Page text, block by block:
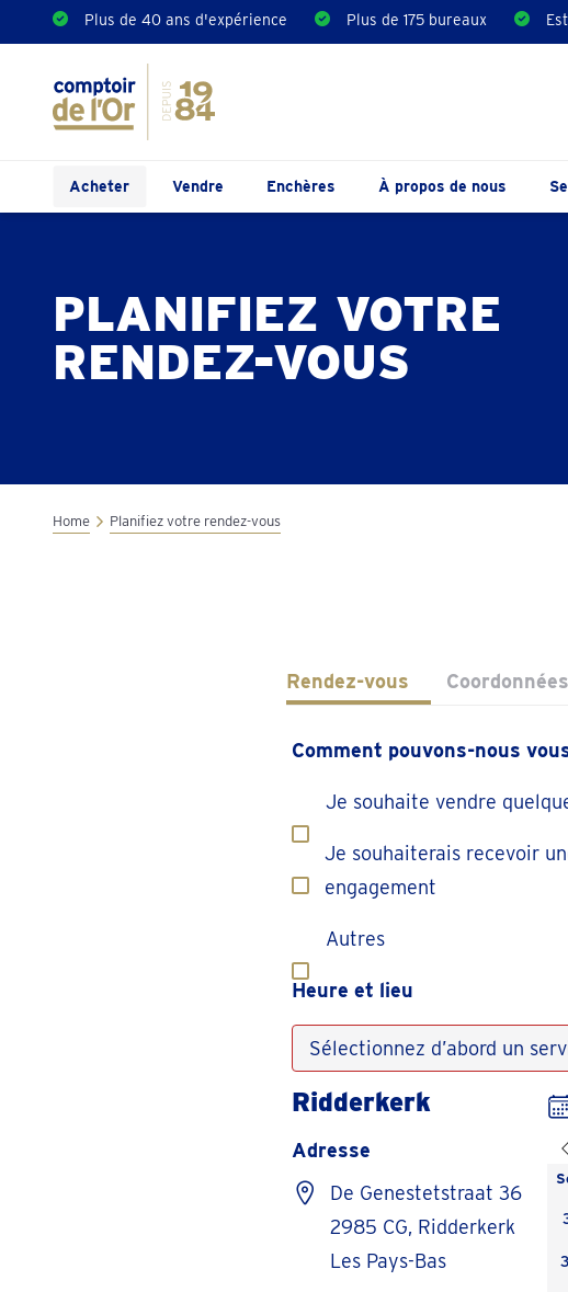
Plus de 40 ans d'expérience Plus de 175 bureaux
Acheter Vendre Enchères À propos de nous
PLANIFIEZ VOTRE
RENDEZ-VOUS
Home Planifiez votre rendez-vous
Rendez-vous Coordonnées
Comment pouvons-nous
Je souhaite vendre
Je souhaiterais recevoir
engagement
Autres
Heure et lieu
Sélectionnez d’abord un
Ridderkerk
Adresse
De Genestetstraat 36
2985 CG, Ridderkerk
Les Pays-Bas